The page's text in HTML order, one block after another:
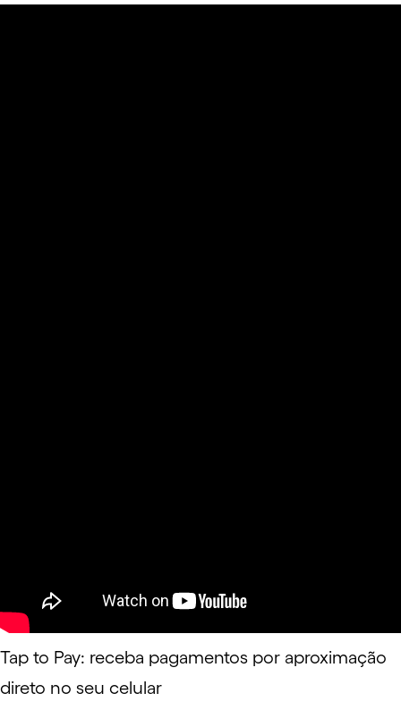
Tap to Pay: receba pagamentos por aproximação
direto no seu celular